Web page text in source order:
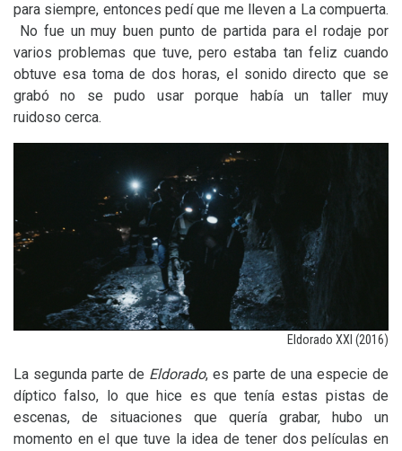
para siempre, entonces pedí que me lleven a La compuerta.
No fue un muy buen punto de partida para el rodaje por
varios problemas que tuve, pero estaba tan feliz cuando
obtuve esa toma de dos horas, el sonido directo que se
grabó no se pudo usar porque había un taller muy
ruidoso cerca.
Eldorado XXI (2016)
La segunda parte de Eldorado, es parte de una especie de
díptico falso, lo que hice es que tenía estas pistas de
escenas, de situaciones que quería grabar, hubo un
momento en el que tuve la idea de tener dos películas en